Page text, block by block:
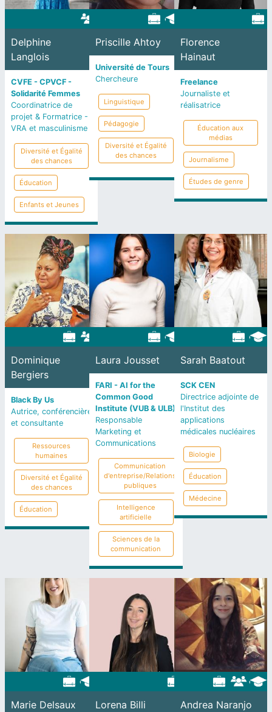
Delphine
Langlois
CVFE - CPVCF -
Solidarité Femmes
Coordinatrice de
projet & Formatrice -
VRA et masculinisme
Diversité et Égalité
des chances
Éducation
Enfants et Jeunes
Priscille Ahtoy
Université de Tours
Chercheure
Linguistique
Pédagogie
Diversité et Égalité
des chances
Florence
Hainaut
Freelance
Journaliste et
réalisatrice
Éducation aux
médias
Journalisme
Études de genre
Dominique
Bergiers
Black By Us
Autrice, conférencière
et consultante
Ressources
humaines
Diversité et Égalité
des chances
Éducation
Laura Jousset
FARI - AI for the
Common Good
Institute (VUB & ULB)
Responsable
Marketing et
Communications
Communication
d'entreprise/Relations
publiques
Intelligence
artificielle
Sciences de la
communication
Sarah Baatout
SCK CEN
Directrice adjointe de
l'Institut des
applications
médicales nucléaires
Biologie
Éducation
Médecine
Marie Delsaux Lorena Billi
Andrea Naranjo